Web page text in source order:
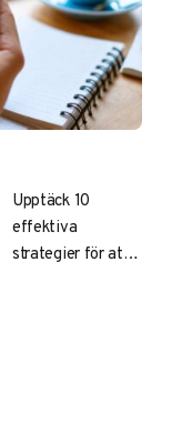
Upptäck 10
effektiva
strategier för att